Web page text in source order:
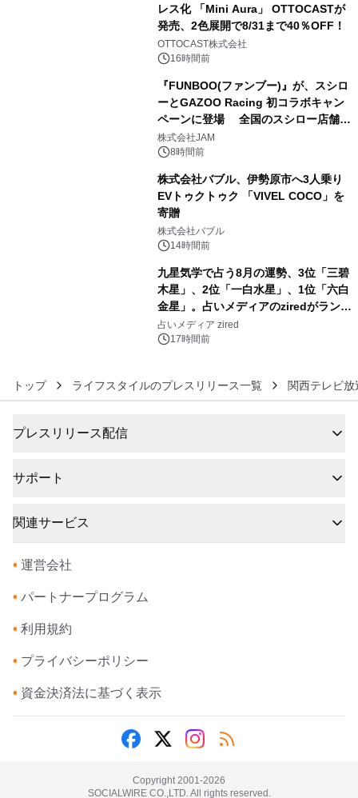
レス化 「Mini Aura」 OTTOCASTが
発売、2色展開で8/31まで40％OFF！
OTTOCAST株式会社
16時間前
『FUNBOO(ファンブー)』が、スシロ
ーとGAZOO Racing 初コラボキャン
ペーンに登場 全国のスシロー店舗で
GR 4車種の FUNBOO(ミニカー)付き
メニューが展開されます
株式会社JAM
8時間前
株式会社バブル、伊勢原市へ3人乗り
EVトゥクトゥク 「VIVEL COCO」を
寄贈
株式会社バブル
14時間前
九星気学で占う8月の運勢、3位「三碧
木星」、2位「一白水星」、1位「六白
金星」。占いメディアのziredがランキ
ングを発表
占いメディア zired
17時間前
トップ ライフスタイルのプレスリリース一覧 関西テレビ放
プレスリリース配信
サポート
関連サービス
• 運営会社
• パートナープログラム
• 利用規約
• プライバシーポリシー
• 資金決済法に基づく表示
Copyright 2001-2026
SOCIALWIRE CO.,LTD. All rights reserved.